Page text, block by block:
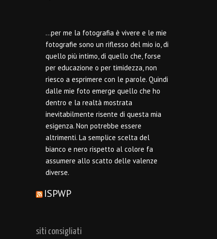
…per me la fotografia è vivere e le mie
fotografie sono un riflesso del mio io, di
quello più intimo, di quello che, forse
per educazione o per timidezza, non
riesco a esprimere con le parole. Quindi
dalle mie foto emerge quello che ho
dentro e la realtà mostrata
inevitabilmente risente di questa mia
esigenza. Non potrebbe essere
altrimenti. La semplice scelta del
bianco e nero rispetto al colore fa
assumere allo scatto delle valenze
diverse.
ISPWP
siti consigliati